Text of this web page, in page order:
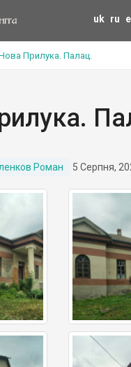
uk ru
Прилука. Палац.
Роман 5 Серпня,